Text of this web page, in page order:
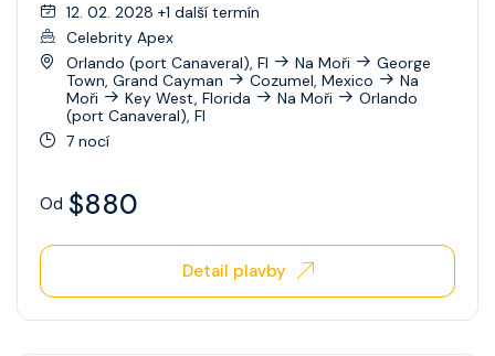
12. 02. 2028 +1 další termín
Celebrity Apex
Orlando (port Canaveral), Fl
Na Moři
George
Town, Grand Cayman
Cozumel, Mexico
Na
Moři
Key West, Florida Na Moři
Orlando
(port Canaveral), Fl
7 nocí
Od $880
Detail plavby